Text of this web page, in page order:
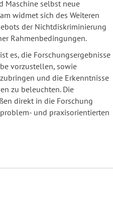
Maschine selbst neue
widmet sich des Weiteren
der Nichtdiskriminierung
Rahmenbedingungen.
es, die Forschungsergebnisse
vorzustellen, sowie
und die Erkenntnisse
zu beleuchten. Die
direkt in die Forschung
und praxisorientierten